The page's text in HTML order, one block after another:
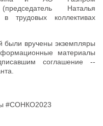
Наталья
трудовых коллективах
были вручены экземпляры
материалы
соглашение --
#СОНКО2023